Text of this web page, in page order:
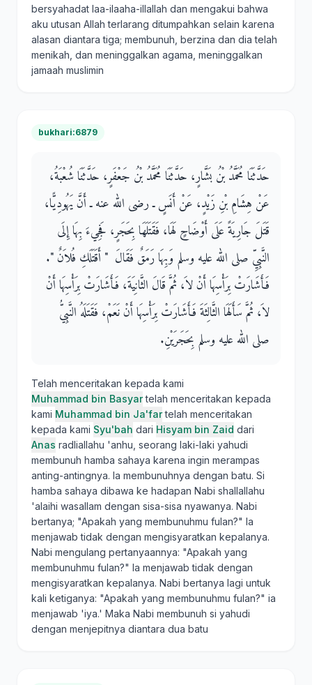
bersyahadat laa-ilaaha-illallah dan mengakui bahwa
aku utusan Allah terlarang ditumpahkan selain karena
alasan diantara tiga; membunuh, berzina dan dia telah
menikah, dan meninggalkan agama, meninggalkan
jamaah muslimin
bukhari:6879
حَدَّثَنَا مُحَمَّدُ بْنُ بَشَّارٍ، حَدَّثَنَا مُحَمَّدُ بْنُ جَعْفَرٍ، حَدَّثَنَا شُعْبَةُ،
عَنْ هِشَامِ بْنِ زَيْدٍ، عَنْ أَنَسٍ ـ رضى الله عنه ـ أَنَّ يَهُودِيًّا،
قَتَلَ جَارِيَةً عَلَى أَوْضَاحٍ لَهَا، فَقَتَلَهَا بِحَجَرٍ، فَجِيءَ بِهَا إِلَى
النَّبِيِّ صلى الله عليه وسلم وَبِهَا رَمَقٌ فَقَالَ ‏ "‏ أَقَتَلَكِ فُلاَنٌ ‏"‏‏.‏
فَأَشَارَتْ بِرَأْسِهَا أَنْ لاَ، ثُمَّ قَالَ الثَّانِيَةَ، فَأَشَارَتْ بِرَأْسِهَا أَنْ
لاَ، ثُمَّ سَأَلَهَا الثَّالِثَةَ فَأَشَارَتْ بِرَأْسِهَا أَنْ نَعَمْ، فَقَتَلَهُ النَّبِيُّ
صلى الله عليه وسلم بِحَجَرَيْنِ‏.‏
Telah menceritakan kepada kami
Muhammad bin Basyartelah menceritakan kepada
kami Muhammad bin Ja'fartelah menceritakan
kepada kami Syu'bah dari Hisyam bin Zaid dari
Anas radliallahu 'anhu, seorang laki-laki yahudi
membunuh hamba sahaya karena ingin merampas
anting-antingnya. Ia membunuhnya dengan batu. Si
hamba sahaya dibawa ke hadapan Nabi shallallahu
'alaihi wasallam dengan sisa-sisa nyawanya. Nabi
bertanya; "Apakah yang membunuhmu fulan?" Ia
menjawab tidak dengan mengisyaratkan kepalanya.
Nabi mengulang pertanyaannya: "Apakah yang
membunuhmu fulan?" Ia menjawab tidak dengan
mengisyaratkan kepalanya. Nabi bertanya lagi untuk
kali ketiganya: "Apakah yang membunuhmu fulan?" ia
menjawab 'iya.' Maka Nabi membunuh si yahudi
dengan menjepitnya diantara dua batu